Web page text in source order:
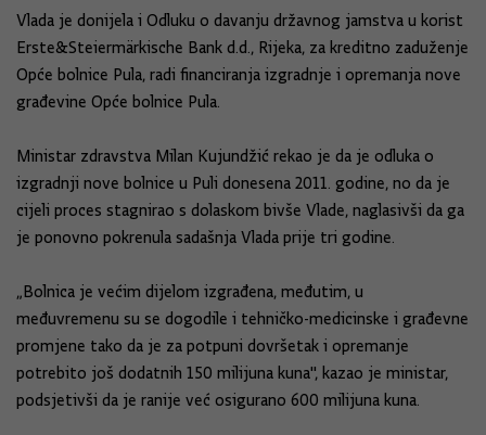
Vlada je donijela i Odluku o davanju državnog jamstva u korist
Erste&Steiermärkische Bank d.d., Rijeka, za kreditno zaduženje
Opće bolnice Pula, radi financiranja izgradnje i opremanja nove
građevine Opće bolnice Pula.
Ministar zdravstva Milan Kujundžić rekao je da je odluka o
izgradnji nove bolnice u Puli donesena 2011. godine, no da je
cijeli proces stagnirao s dolaskom bivše Vlade, naglasivši da ga
je ponovno pokrenula sadašnja Vlada prije tri godine.
„Bolnica je većim dijelom izgrađena, međutim, u
međuvremenu su se dogodile i tehničko-medicinske i građevne
promjene tako da je za potpuni dovršetak i opremanje
potrebito još dodatnih 150 milijuna kuna", kazao je ministar,
podsjetivši da je ranije već osigurano 600 milijuna kuna.